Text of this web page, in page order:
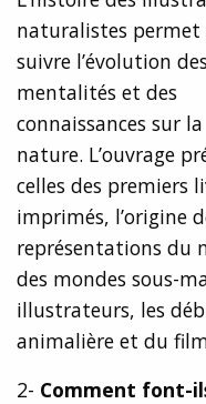
naturalistes permet
suivre l’évolution
mentalités et des
connaissances sur la
nature. L’ouvrage
celles des premiers
imprimés, l’origine
représentations du
des mondes sous-
illustrateurs, les
animalière et du
2- Comment font-